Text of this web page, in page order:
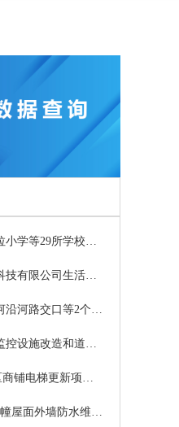
合肥市香格里拉小学等29所学校校园消防改造EPC工程总承包1期中标结果公示
合肥鑫晟光电科技有限公司生活区环境优化改造项目中标结果公告
临泉路与板桥河沿河路交口等2个地块工程设计中标候选人公示
东河丽景安全监控设施改造和道路照明系统改造项目中标候选人公示
金雅迪大厦A区商铺电梯更新项目结果公示
美晨雅阁东苑3幢屋面外墙防水维修工程中标候选人公示